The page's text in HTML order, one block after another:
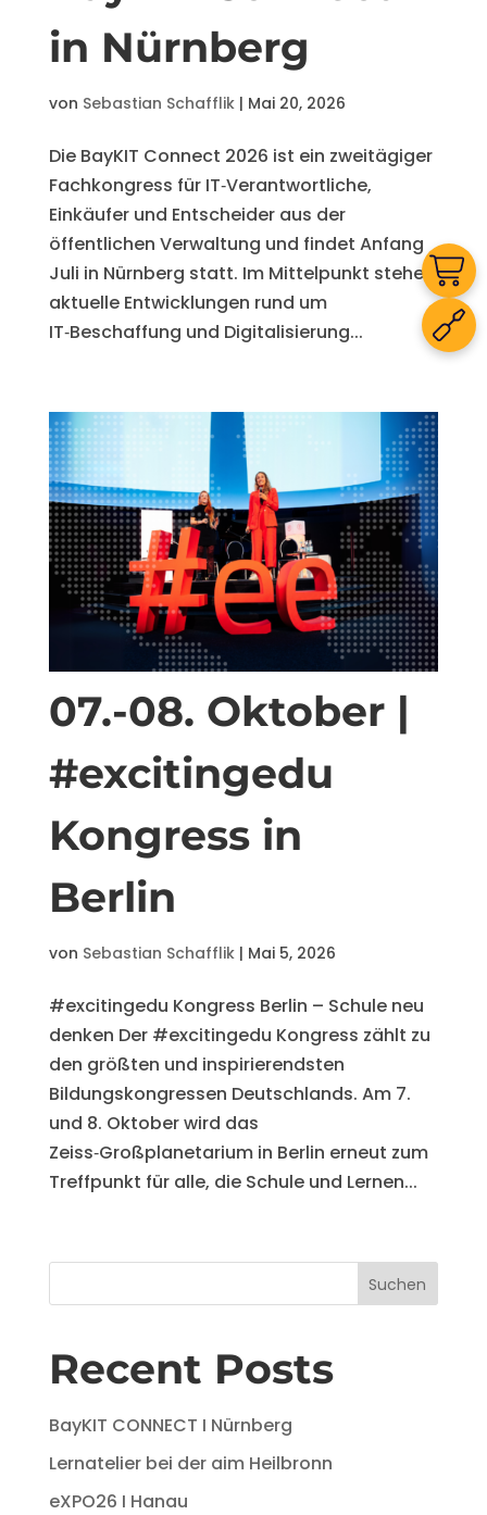
in Nürnberg
von Sebastian Schafflik| Mai 20, 2026
Die BayKIT Connect 2026 ist ein zweitägiger
Fachkongress für IT‑Verantwortliche,
Einkäufer und Entscheider aus der
öffentlichen Verwaltung und findet Anfang
Juli in Nürnberg statt. Im Mittelpunkt stehen
aktuelle Entwicklungen rund um
IT‑Beschaffung und Digitalisierung...
07.-08. Oktober |
#excitingedu
Kongress in
Berlin
von Sebastian Schafflik| Mai 5, 2026
#excitingedu Kongress Berlin – Schule neu
denken Der #excitingedu Kongress zählt zu
den größten und inspirierendsten
Bildungskongressen Deutschlands. Am 7.
und 8. Oktober wird das
Zeiss‑Großplanetarium in Berlin erneut zum
Treffpunkt für alle, die Schule und Lernen...
Suchen
Recent Posts
BayKIT CONNECT I Nürnberg
Lernatelier bei der aim Heilbronn
eXPO26 I Hanau